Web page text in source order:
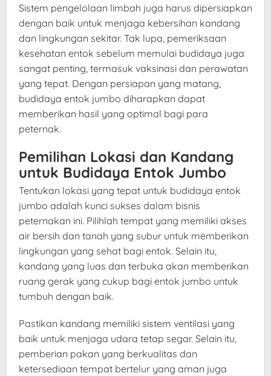
Sistem pengelolaan limbah juga harus dipersiapkan
dengan baik untuk menjaga kebersihan kandang
dan lingkungan sekitar. Tak lupa, pemeriksaan
kesehatan entok sebelum memulai budidaya juga
sangat penting, termasuk vaksinasi dan perawatan
yang tepat. Dengan persiapan yang matang,
budidaya entok jumbo diharapkan dapat
memberikan hasil yang optimal bagi para
peternak.
Pemilihan Lokasi dan Kandang
untuk Budidaya Entok Jumbo
Tentukan lokasi yang tepat untuk budidaya entok
jumbo adalah kunci sukses dalam bisnis
peternakan ini. Pilihlah tempat yang memiliki akses
air bersih dan tanah yang subur untuk memberikan
lingkungan yang sehat bagi entok. Selain itu,
kandang yang luas dan terbuka akan memberikan
ruang gerak yang cukup bagi entok jumbo untuk
tumbuh dengan baik.
Pastikan kandang memiliki sistem ventilasi yang
baik untuk menjaga udara tetap segar. Selain itu,
pemberian pakan yang berkualitas dan
ketersediaan tempat bertelur yang aman juga